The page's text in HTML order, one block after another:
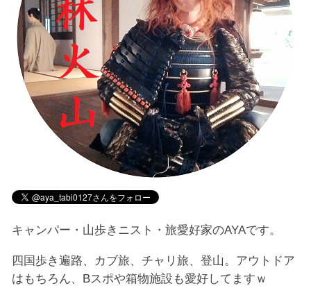
キャンパー・山歩きニスト・旅愛好家のAYAです。
四国歩き遍路、カブ旅、チャリ旅、登山。アウトドア
はもちろん、Bスポや箱物施設も愛好してますｗ